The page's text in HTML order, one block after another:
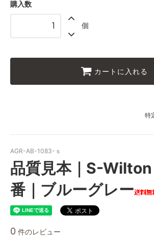
購入数
個
カートに入れる
特
AGR-AB-1083-ｓ
品質見本｜S-
番｜ブルーグレー
0 件のレビュー